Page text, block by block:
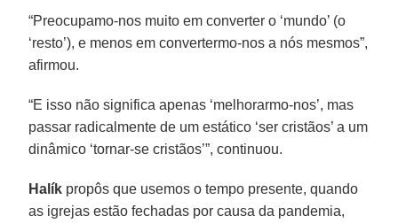
“Preocupamo-nos muito em converter o ‘mundo’ (o
‘resto’), e menos em convertermo-nos a nós mesmos”,
afirmou.
“E isso não significa apenas ‘melhorarmo-nos’, mas
passar radicalmente de um estático ‘ser cristãos’ a um
dinâmico ‘tornar-se cristãos’”, continuou.
Halík propôs que usemos o tempo presente, quando
as igrejas estão fechadas por causa da pandemia,